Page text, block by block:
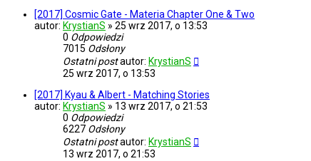
[2017] Cosmic Gate - Materia Chapter One & Two
autor: KrystianS » 25 wrz 2017, o 13:53
0 Odpowiedzi
7015 Odsłony
Ostatni postautor: KrystianS
25 wrz 2017, o 13:53
[2017] Kyau & Albert - Matching Stories
autor: KrystianS » 13 wrz 2017, o 21:53
0 Odpowiedzi
6227 Odsłony
Ostatni postautor: KrystianS
13 wrz 2017, o 21:53